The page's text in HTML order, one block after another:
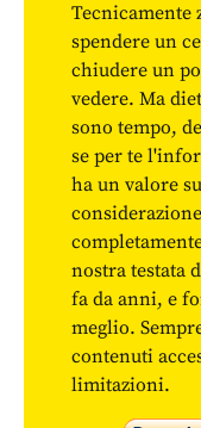
Tecnicamente
spendere un
chiudere un
vedere. Ma
sono tempo,
se per te
ha un valore
nostra testata
fa da anni, e
meglio.
contenuti
limitazioni.